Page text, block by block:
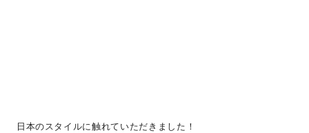
日本のスタイルに触れていただきました！